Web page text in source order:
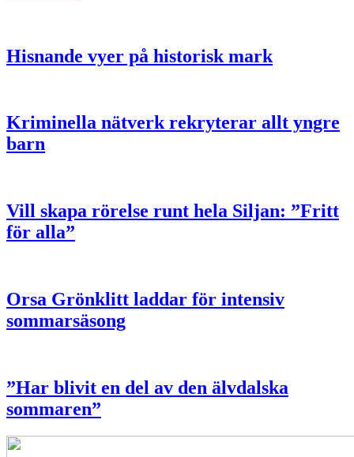
Hisnande vyer på historisk mark
Kriminella nätverk rekryterar allt yngre
barn
Vill skapa rörelse runt hela Siljan: ”Fritt
för alla”
Orsa Grönklitt laddar för intensiv
sommarsäsong
”Har blivit en del av den älvdalska
sommaren”